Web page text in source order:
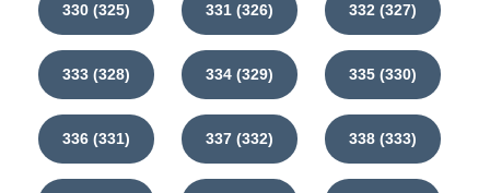
330 (325) 331 (326) 332 (327)
333 (328) 334 (329) 335 (330)
336 (331) 337 (332) 338 (333)